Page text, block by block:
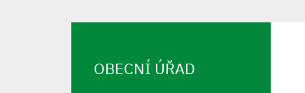
OBECNÍ ÚŘAD